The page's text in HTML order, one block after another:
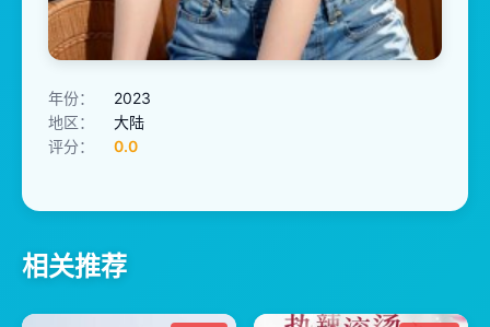
年份：
2023
地区：
大陆
评分：
0.0
相关推荐